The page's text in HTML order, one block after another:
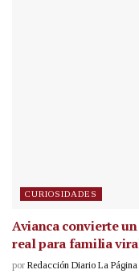
CURIOSIDADES
Avianca convierte
real para familia
por Redacción Diario La Página